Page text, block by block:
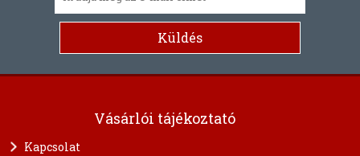
Vásárlói tájékoztató
Kapcsolat